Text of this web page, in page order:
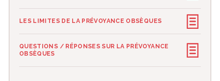
LES LIMITES DE LA PRÉVOYANCE OBSÈQUES
QUESTIONS / RÉPONSES SUR LA PRÉVOYANCE
OBSÈQUES